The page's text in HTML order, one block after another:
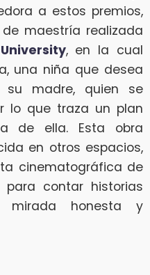
a estos premios,
maestría realizada
, en la cual
una niña que desea
su madre, quien se
lo que traza un plan
de ella. Esta obra
en otros espacios,
cinematográfica de
contar historias
mirada honesta y